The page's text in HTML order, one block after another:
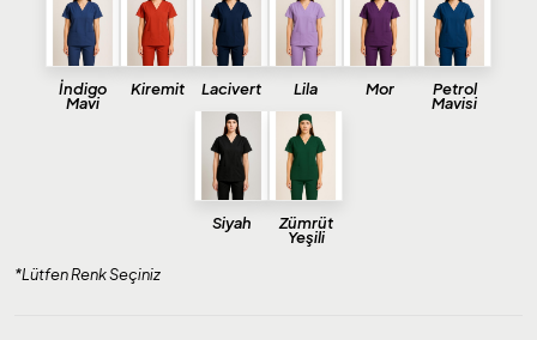
İndigo
Mavi
Kiremit Lacivert Lila Mor Petrol
Mavisi
Siyah Zümrüt
Yeşili
*Lütfen Renk Seçiniz